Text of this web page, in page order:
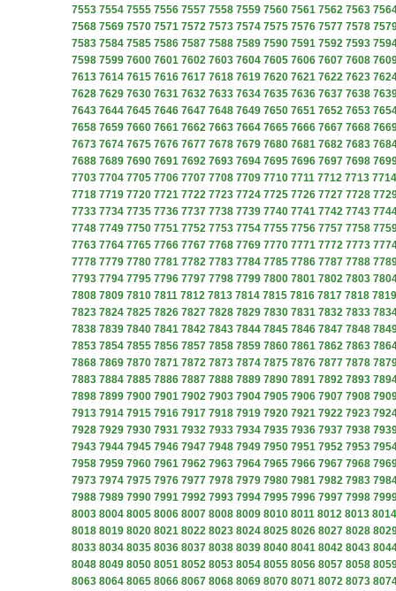
7553 7554 7555 7556 7557 7558 7559 7560 7561 7562 7563
7568 7569 7570 7571 7572 7573 7574 7575 7576 7577 7578
7583 7584 7585 7586 7587 7588 7589 7590 7591 7592 7593
7598 7599 7600 7601 7602 7603 7604 7605 7606 7607 7608
7613 7614 7615 7616 7617 7618 7619 7620 7621 7622 7623
7628 7629 7630 7631 7632 7633 7634 7635 7636 7637 7638
7643 7644 7645 7646 7647 7648 7649 7650 7651 7652 7653
7658 7659 7660 7661 7662 7663 7664 7665 7666 7667 7668
7673 7674 7675 7676 7677 7678 7679 7680 7681 7682 7683
7688 7689 7690 7691 7692 7693 7694 7695 7696 7697 7698
7703 7704 7705 7706 7707 7708 7709 7710 7711 7712 7713 7714
7718 7719 7720 7721 7722 7723 7724 7725 7726 7727 7728
7733 7734 7735 7736 7737 7738 7739 7740 7741 7742 7743
7748 7749 7750 7751 7752 7753 7754 7755 7756 7757 7758
7763 7764 7765 7766 7767 7768 7769 7770 7771 7772 7773
7778 7779 7780 7781 7782 7783 7784 7785 7786 7787 7788
7793 7794 7795 7796 7797 7798 7799 7800 7801 7802 7803
7808 7809 7810 7811 7812 7813 7814 7815 7816 7817 7818 7819
7823 7824 7825 7826 7827 7828 7829 7830 7831 7832 7833
7838 7839 7840 7841 7842 7843 7844 7845 7846 7847 7848
7853 7854 7855 7856 7857 7858 7859 7860 7861 7862 7863
7868 7869 7870 7871 7872 7873 7874 7875 7876 7877 7878
7883 7884 7885 7886 7887 7888 7889 7890 7891 7892 7893
7898 7899 7900 7901 7902 7903 7904 7905 7906 7907 7908
7913 7914 7915 7916 7917 7918 7919 7920 7921 7922 7923
7928 7929 7930 7931 7932 7933 7934 7935 7936 7937 7938
7943 7944 7945 7946 7947 7948 7949 7950 7951 7952 7953
7958 7959 7960 7961 7962 7963 7964 7965 7966 7967 7968
7973 7974 7975 7976 7977 7978 7979 7980 7981 7982 7983
7988 7989 7990 7991 7992 7993 7994 7995 7996 7997 7998
8003 8004 8005 8006 8007 8008 8009 8010 8011 8012 8013 8014
8018 8019 8020 8021 8022 8023 8024 8025 8026 8027 8028
8033 8034 8035 8036 8037 8038 8039 8040 8041 8042 8043
8048 8049 8050 8051 8052 8053 8054 8055 8056 8057 8058
8063 8064 8065 8066 8067 8068 8069 8070 8071 8072 8073